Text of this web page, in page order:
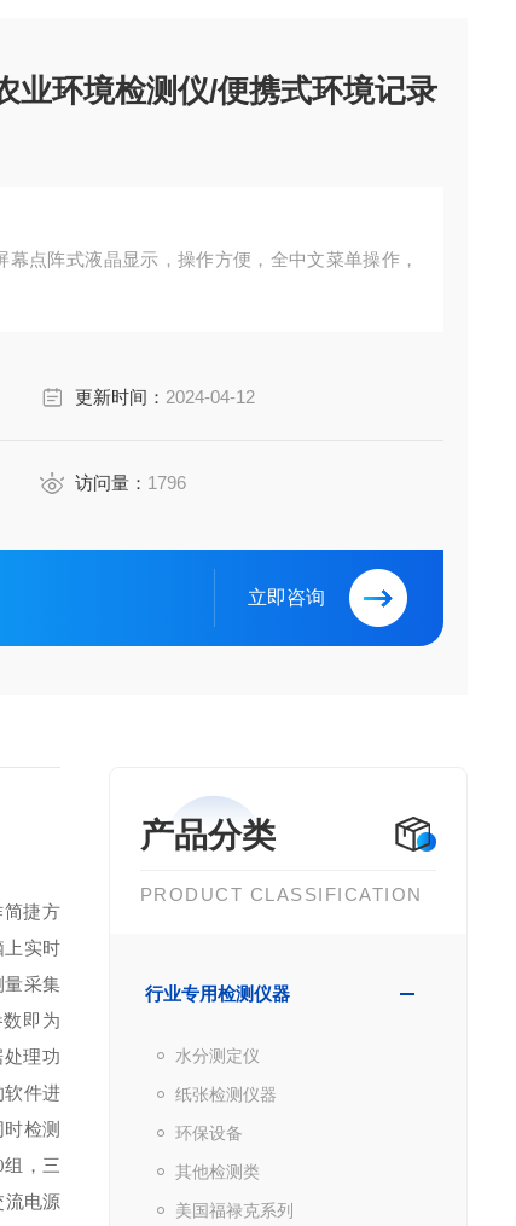
业环境检测仪/便携式环境记录
点阵式液晶显示，操作方便，全中文菜单操作，
更新时间： 2024-04-12
访问量： 1796
立即咨询
产品分类
PRODUCT CLASSIFICATION
行业专用检测仪器
水分测定仪
纸张检测仪器
环保设备
其他检测类
美国福禄克系列
捷方
上实时
量采集
即为
理功
软件进
检测
组，三
流电源